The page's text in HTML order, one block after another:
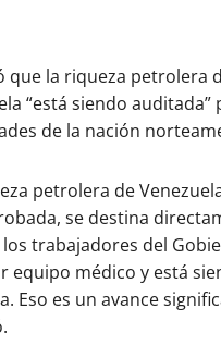
que la riqueza petrolera
“está siendo auditada”
de la nación
petrolera de
se destina
los trabajadores del
equipo médico y está
Eso es un avance